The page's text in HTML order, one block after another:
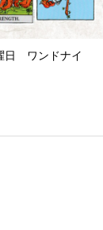
日 ワンドナイ